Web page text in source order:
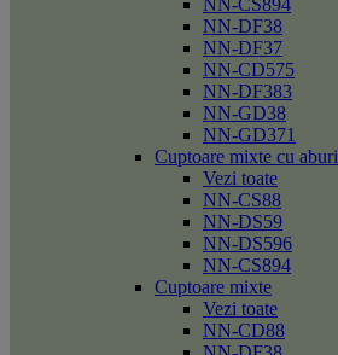
NN-CS894
NN-DF38
NN-DF37
NN-CD575
NN-DF383
NN-GD38
NN-GD371
Cuptoare mixte cu aburi
Vezi toate
NN-CS88
NN-DS59
NN-DS596
NN-CS894
Cuptoare mixte
Vezi toate
NN-CD88